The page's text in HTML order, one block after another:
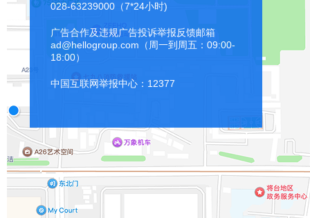
028-63239000（7*24小时)
广告合作及违规广告投诉举报反馈邮箱
ad@hellogroup.com（周一到周五：09:00-
18:00）
中国互联网举报中心：12377